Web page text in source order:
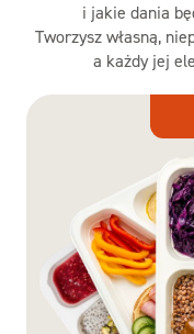
i jakie dania
Tworzysz własną,
a każdy jej
Dieta